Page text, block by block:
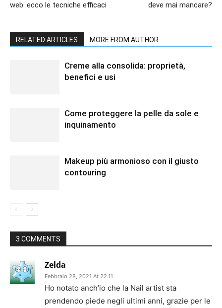
web: ecco le tecniche efficaci
deve mai mancare?
RELATED ARTICLES MORE FROM AUTHOR
Creme alla consolida: proprietà,
benefici e usi
Come proteggere la pelle da sole e
inquinamento
Makeup più armonioso con il giusto
contouring
3 COMMENTS
Zelda
Febbraio 28, 2021 At 22.11
Ho notato anch’io che la Nail artist sta
prendendo piede negli ultimi anni, grazie per le